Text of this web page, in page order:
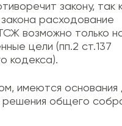
закону, так
закона расходование
возможно только
цели (пп.2 ст.137
кодекса).
имеются основания
решения общего